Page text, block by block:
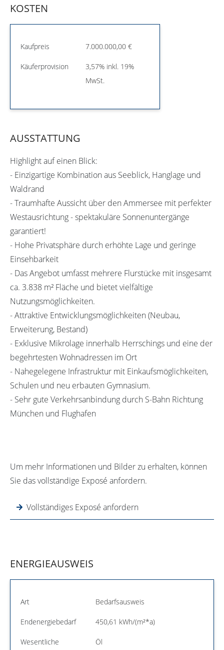
KOSTEN
Kaufpreis 7.000.000,00 €
Käuferprovision
3,57% inkl. 19%
MwSt.
AUSSTATTUNG
Highlight auf einen Blick:
- Einzigartige Kombination aus Seeblick, Hanglage und
Waldrand
- Traumhafte Aussicht über den Ammersee mit perfekter
Westausrichtung - spektakuläre Sonnenuntergänge
garantiert!
- Hohe Privatsphäre durch erhöhte Lage und geringe
Einsehbarkeit
- Das Angebot umfasst mehrere Flurstücke mit insgesamt
ca. 3.838 m² Fläche und bietet vielfältige
Nutzungsmöglichkeiten.
- Attraktive Entwicklungsmöglichkeiten (Neubau,
Erweiterung, Bestand)
- Exklusive Mikrolage innerhalb Herrschings und eine der
begehrtesten Wohnadressen im Ort
- Nahegelegene Infrastruktur mit Einkaufsmöglichkeiten,
Schulen und neu erbauten Gymnasium.
- Sehr gute Verkehrsanbindung durch S-Bahn Richtung
München und Flughafen
Um mehr Informationen und Bilder zu erhalten, können
Sie das vollständige Exposé anfordern.
Vollständiges Exposé anfordern
ENERGIEAUSWEIS
Art Bedarfsausweis
Endenergiebedarf 450,61 kWh/(m²*a)
Wesentliche
Öl